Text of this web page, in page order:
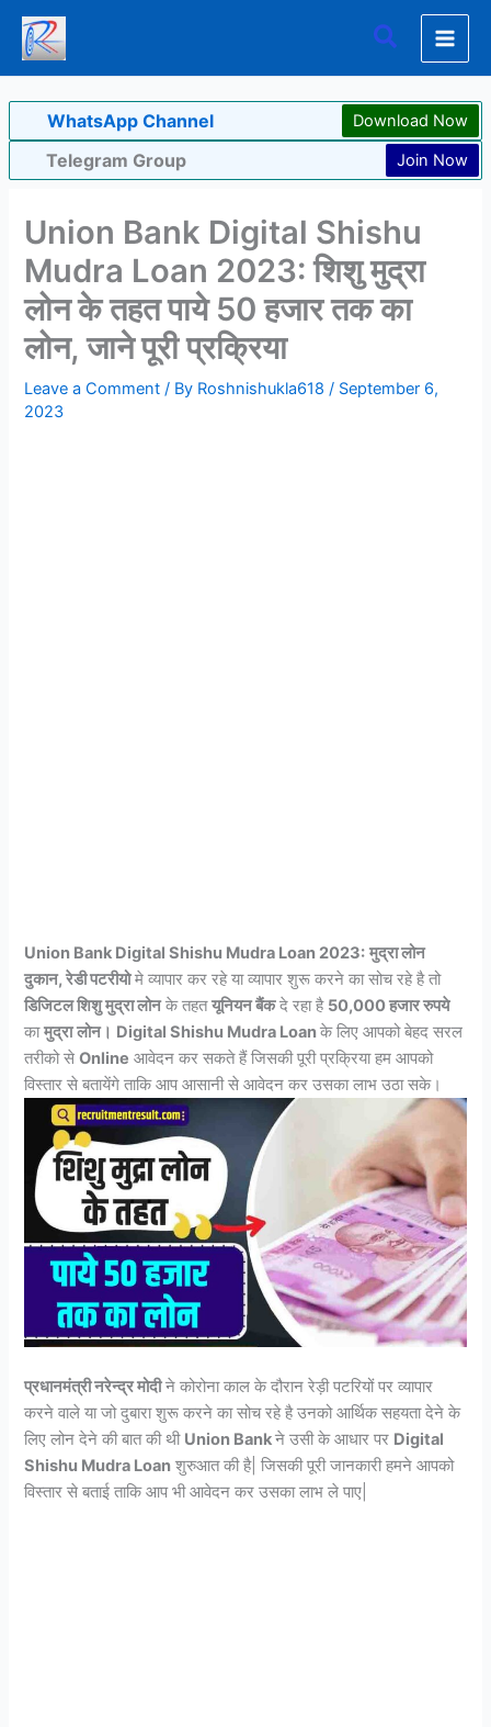
Skip
content
Search
WhatsApp Channel Download Now
Telegram Group Join Now
Union Bank Digital Shishu
Mudra Loan 2023: शिशु मुद्रा
लोन के तहत पाये 50 हजार तक का
लोन, जाने पूरी प्रक्रिया
Leave a Comment / By Roshnishukla618/ September 6,
2023
Union Bank Digital Shishu Mudra Loan 2023: मुद्रा लोन
दुकान, रेडी पटरीयोमे व्यापार कर रहे या व्यापार शुरू करने का सोच रहे है तो
डिजिटल शिशु मुद्रा लोनके तहतयूनियन बैंकदे रहा है 50,000 हजार रुपये
कामुद्रा लोन। Digital Shishu Mudra Loanके लिए आपको बेहद सरल
तरीको सेOnline आवेदन कर सकते हैं जिसकी पूरी प्रक्रिया हम आपको
विस्तार से बतायेंगे ताकि आप आसानी से आवेदन कर उसका लाभ उठा सके।
प्रधानमंत्री नरेन्द्र मोदीने कोरोना काल के दौरान रेड़ी पटरियों पर व्यापार
करने वाले या जो दुबारा शुरू करने का सोच रहे है उनको आर्थिक सहयता देने के
लिए लोन देने की बात की थी Union Bankने उसी के आधार पर Digital
Shishu Mudra Loan शुरुआत की है| जिसकी पूरी जानकारी हमने आपको
विस्तार से बताई ताकि आप भी आवेदन कर उसका लाभ ले पाए|